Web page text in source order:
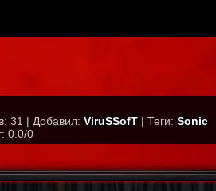
: 31 | Добавил: ViruSSofT | Теги: Sonic
: 0.0/0